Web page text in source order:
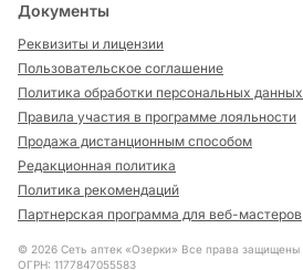
Документы
Реквизиты и лицензии
Пользовательское соглашение
Политика обработки персональных данных
Правила участия в программе лояльности
Продажа дистанционным способом
Редакционная политика
Политика рекомендаций
Партнерская программа для веб-мастеров
© 2026 Сеть аптек «Озерки» Все права защищены
ОГРН: 1177847055583